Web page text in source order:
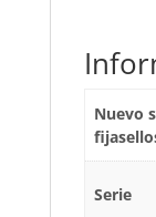
Nuevo
Serie